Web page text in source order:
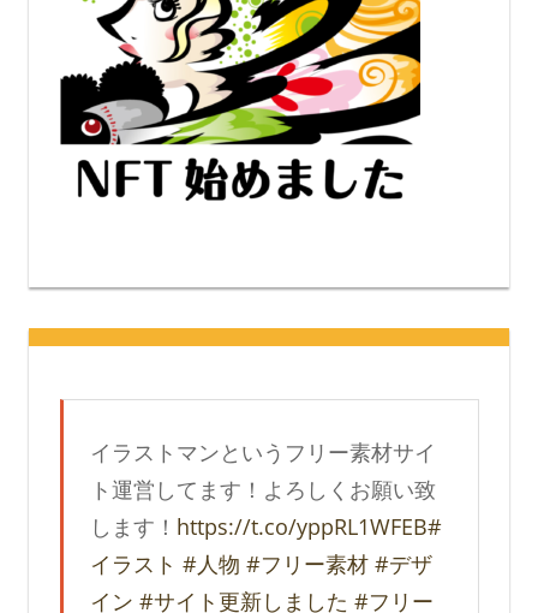
イラストマンというフリー素材サイ
ト運営してます！よろしくお願い致
します！ https://t.co/yppRL1WFEB#
イラスト #人物 #フリー素材 #デザ
イン #サイト更新しました #フリー